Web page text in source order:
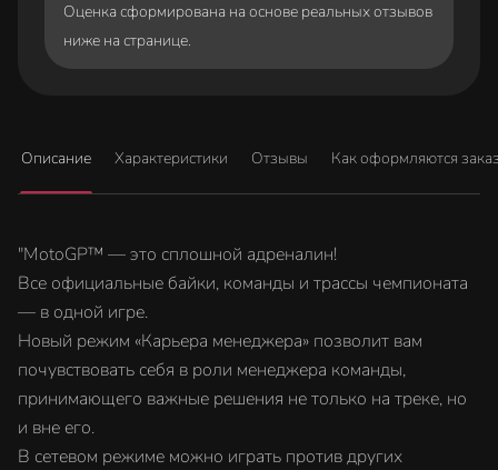
Оценка сформирована на основе реальных отзывов
ниже на странице.
Описание Характеристики Отзывы Как оформляются
"MotoGP™ — это сплошной адреналин!
Все официальные байки, команды и трассы чемпионата
— в одной игре.
Новый режим «Карьера менеджера» позволит вам
почувствовать себя в роли менеджера команды,
принимающего важные решения не только на треке, но
и вне его.
В сетевом режиме можно играть против других